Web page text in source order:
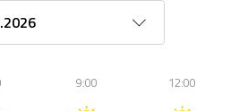
9:00 12:00